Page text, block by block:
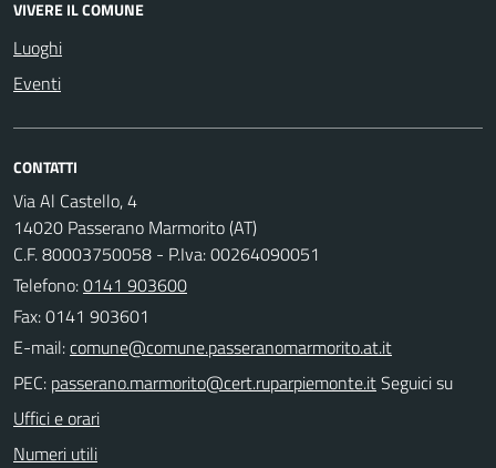
VIVERE IL COMUNE
Luoghi
Eventi
CONTATTI
Via Al Castello, 4
14020 Passerano Marmorito (AT)
C.F. 80003750058 - P.Iva: 00264090051
Telefono:0141 903600
Fax: 0141 903601
E-mail:
PEC:
Seguici su
Uffici e orari
Numeri utili